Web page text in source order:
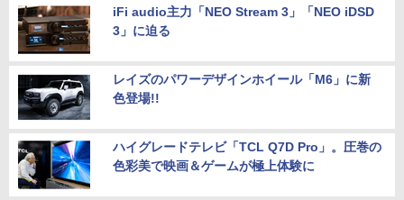
iFi audio主力「NEO Stream 3」「NEO iDSD
3」に迫る
レイズのパワーデザインホイール「M6」に新
色登場!!
ハイグレードテレビ「TCL Q7D Pro」。圧巻の
色彩美で映画＆ゲームが極上体験に